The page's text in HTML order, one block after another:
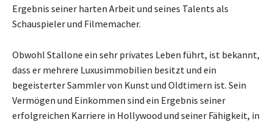
Ergebnis seiner harten Arbeit und seines Talents als
Schauspieler und Filmemacher.
Obwohl Stallone ein sehr privates Leben führt, ist bekannt,
dass er mehrere Luxusimmobilien besitzt und ein
begeisterter Sammler von Kunst und Oldtimern ist. Sein
Vermögen und Einkommen sind ein Ergebnis seiner
erfolgreichen Karriere in Hollywood und seiner Fähigkeit, in